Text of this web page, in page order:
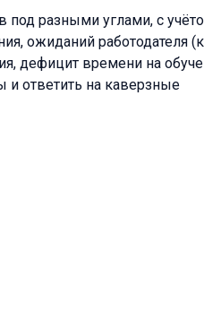
под разными углами, с
ожиданий работодателя
дефицит времени на
ответить на каверзные